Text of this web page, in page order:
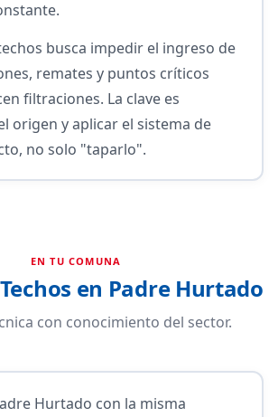
busca impedir el ingreso de
remates y puntos críticos
filtraciones. La clave es
origen y aplicar el sistema de
no solo "taparlo".
EN TU COMUNA
en Padre Hurtado
con conocimiento del sector.
Hurtado con la misma